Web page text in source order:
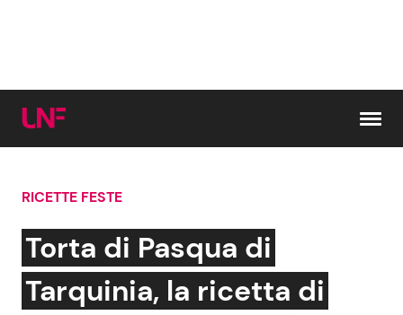
Cerca:
News e Cronaca Gossip e TV
RICETTE FESTE
Torta di Pasqua di
Tarquinia, la ricetta di